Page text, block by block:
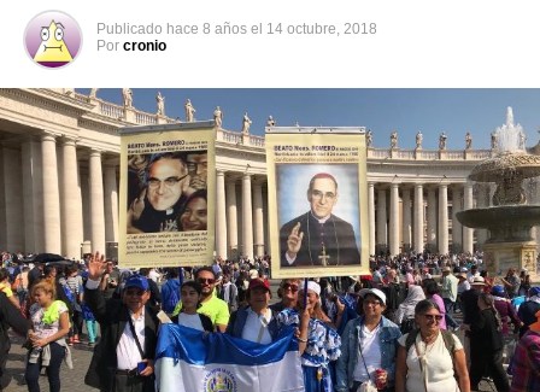
Publicado hace 8 años el 14 octubre, 2018
Por cronio